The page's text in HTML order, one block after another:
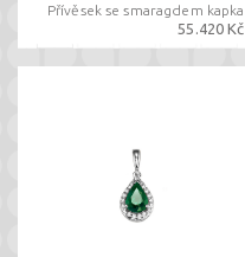
Přívěsek se smaragdem kapka
55.420 Kč